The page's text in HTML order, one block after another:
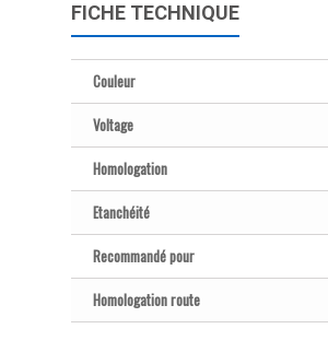
FICHE TECHNIQUE
Couleur
Voltage
Homologation
Etanchéité
Recommandé pour
Homologation route